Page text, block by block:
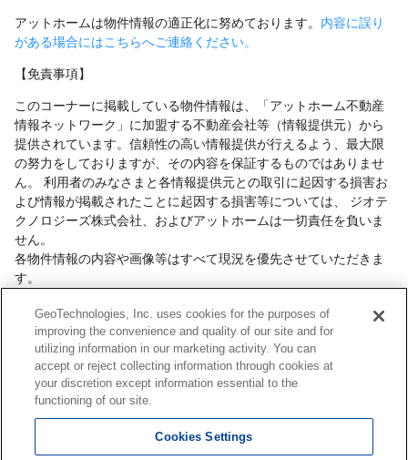
アットホームは物件情報の適正化に努めております。 内容に誤り
がある場合にはこちらへご連絡ください。
【免責事項】
このコーナーに掲載している物件情報は、「アットホーム不動産
情報ネットワーク」に加盟する不動産会社等（情報提供元）から
提供されています。信頼性の高い情報提供が行えるよう、最大限
の努力をしておりますが、その内容を保証するものではありませ
ん。 利用者のみなさまと各情報提供元との取引に起因する損害お
よび情報が掲載されたことに起因する損害等については、 ジオテ
クノロジーズ株式会社、およびアットホームは一切責任を負いま
せん。
各物件情報の内容や画像等はすべて現況を優先させていただきま
す。
容や契約条件等について、 各情報提供元より十分な説明を受け、
ご自身でご確認の上、判断してください。
このコーナーへの物件情報のご掲載、その他不動産業務ソリュー
ション等についての不動産会社様のお問合せはこちら からお願い
いたします。
GeoTechnologies, Inc. uses cookies for the purposes of
improving the convenience and quality of our site and for
utilizing information in our marketing activity. You can
accept or reject collecting information through cookies at
your discretion except information essential to the
functioning of our site.
Cookies Settings